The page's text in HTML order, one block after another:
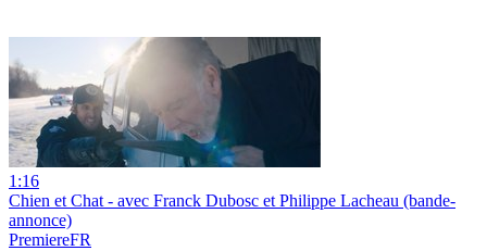
1:16
Chien et Chat - avec Franck Dubosc et Philippe Lacheau (bande-
annonce)
PremiereFR